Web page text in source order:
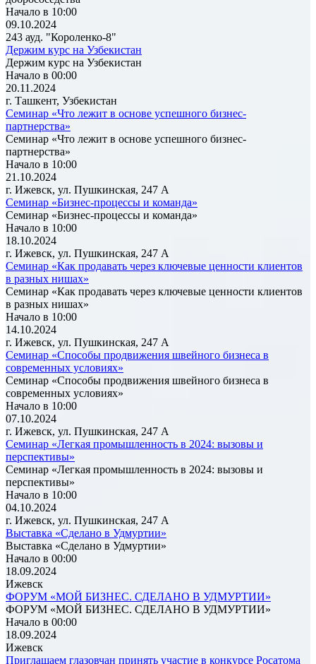
Начало в 10:00
09.10.2024
243 ауд. "Короленко-8"
Держим курс на Узбекистан
Держим курс на Узбекистан
Начало в 00:00
20.11.2024
г. Ташкент, Узбекистан
Семинар «Что лежит в основе успешного бизнес-
партнерства»
Семинар «Что лежит в основе успешного бизнес-
партнерства»
Начало в 10:00
21.10.2024
г. Ижевск, ул. Пушкинская, 247 А
Семинар «Бизнес-процессы и команда»
Семинар «Бизнес-процессы и команда»
Начало в 10:00
18.10.2024
г. Ижевск, ул. Пушкинская, 247 А
Семинар «Как продавать через ключевые ценности клиентов
в разных нишах»
Семинар «Как продавать через ключевые ценности клиентов
в разных нишах»
Начало в 10:00
14.10.2024
г. Ижевск, ул. Пушкинская, 247 А
Семинар «Способы продвижения швейного бизнеса в
современных условиях»
Семинар «Способы продвижения швейного бизнеса в
современных условиях»
Начало в 10:00
07.10.2024
г. Ижевск, ул. Пушкинская, 247 А
Семинар «Легкая промышленность в 2024: вызовы и
перспективы»
Семинар «Легкая промышленность в 2024: вызовы и
перспективы»
Начало в 10:00
04.10.2024
г. Ижевск, ул. Пушкинская, 247 А
Выставка «Сделано в Удмуртии»
Выставка «Сделано в Удмуртии»
Начало в 00:00
18.09.2024
Ижевск
ФОРУМ «МОЙ БИЗНЕС. СДЕЛАНО В УДМУРТИИ»
ФОРУМ «МОЙ БИЗНЕС. СДЕЛАНО В УДМУРТИИ»
Начало в 00:00
18.09.2024
Ижевск
Приглашаем глазовчан принять участие в конкурсе Росатома